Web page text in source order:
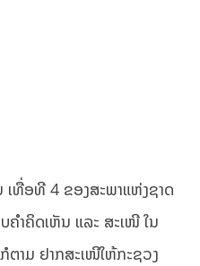
ເທື່ອທີ 4 ຂອງສະພາແຫ່ງຊາດ
ຄໍາຄິດເຫັນ ແລະ ສະເໜີ ໃນ
ຕາມ ຢາກສະເໜີໃຫ້ກະຊວງ